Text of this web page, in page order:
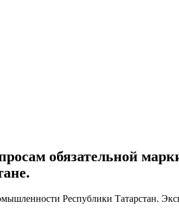
обязательной
Республики Татарстан.